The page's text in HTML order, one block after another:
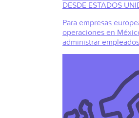
DESDE ESTADOS
Para empresas
operaciones en
administrar empleados